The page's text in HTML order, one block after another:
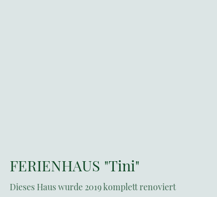
FERIENHAUS "Tini"
Dieses Haus wurde 2019 komplett renoviert